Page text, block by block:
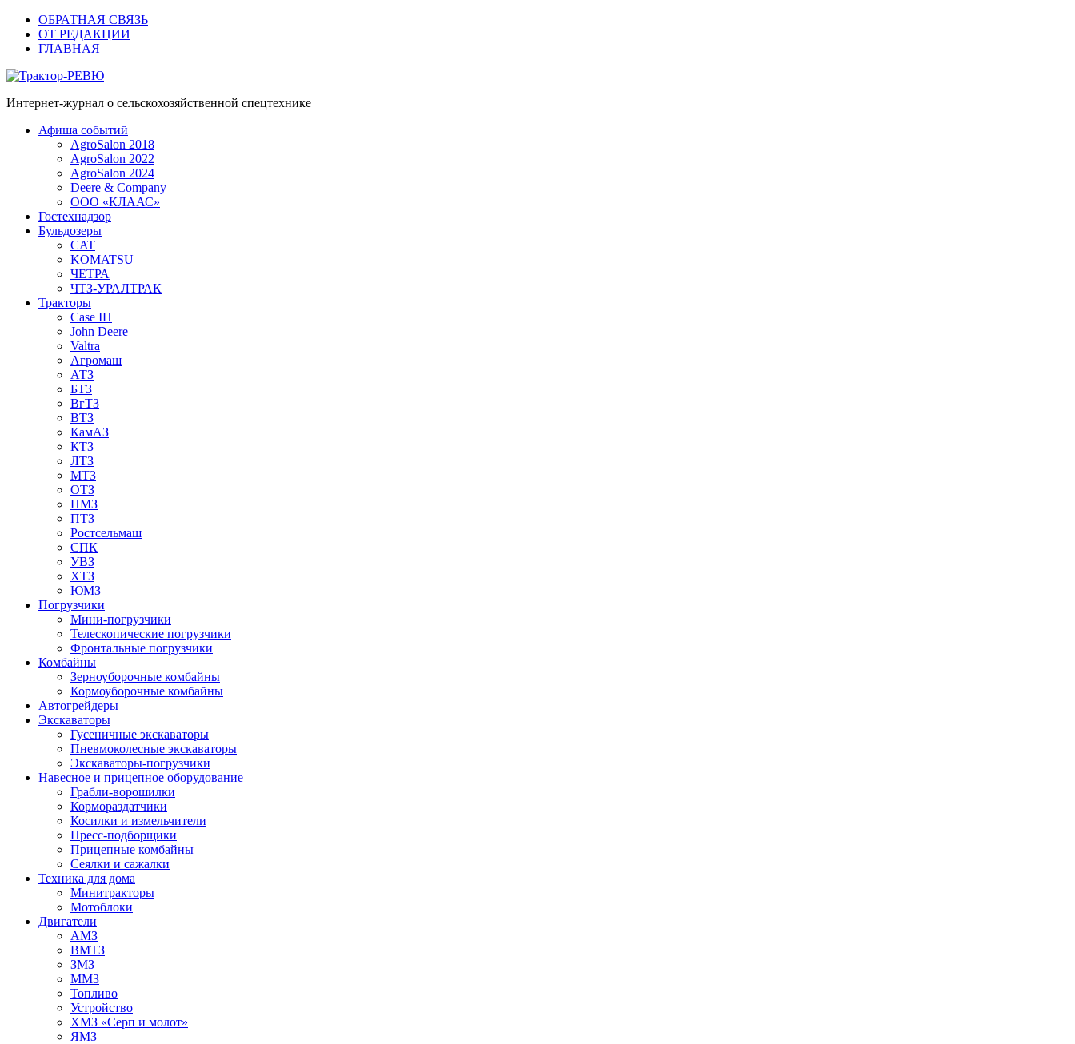
ОБРАТНАЯ СВЯЗЬ
ОТ РЕДАКЦИИ
ГЛАВНАЯ
Трактор-РЕВЮ
Интернет-журнал о сельскохозяйственной спецтехнике
Афиша событий
AgroSalon 2018
AgroSalon 2022
AgroSalon 2024
Deere & Company
ООО «КЛААС»
Гостехнадзор
Бульдозеры
CAT
KOMATSU
ЧЕТРА
ЧТЗ-УРАЛТРАК
Тракторы
Case IH
John Deere
Valtra
Агромаш
АТЗ
БТЗ
ВгТЗ
ВТЗ
КамАЗ
КТЗ
ЛТЗ
МТЗ
ОТЗ
ПМЗ
ПТЗ
Ростсельмаш
СПК
УВЗ
ХТЗ
ЮМЗ
Погрузчики
Мини-погрузчики
Телескопические погрузчики
Фронтальные погрузчики
Комбайны
Зерноуборочные комбайны
Кормоуборочные комбайны
Автогрейдеры
Экскаваторы
Гусеничные экскаваторы
Пневмоколесные экскаваторы
Экскаваторы-погрузчики
Навесное и прицепное оборудование
Грабли-ворошилки
Кормораздатчики
Косилки и измельчители
Пресс-подборщики
Прицепные комбайны
Сеялки и сажалки
Техника для дома
Минитракторы
Мотоблоки
Двигатели
АМЗ
ВМТЗ
ЗМЗ
ММЗ
Топливо
Устройство
ХМЗ «Серп и молот»
ЯМЗ